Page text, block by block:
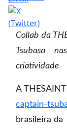
Collab da
Tsubasa
criatividade
A THESAINT
captain-
brasileira da